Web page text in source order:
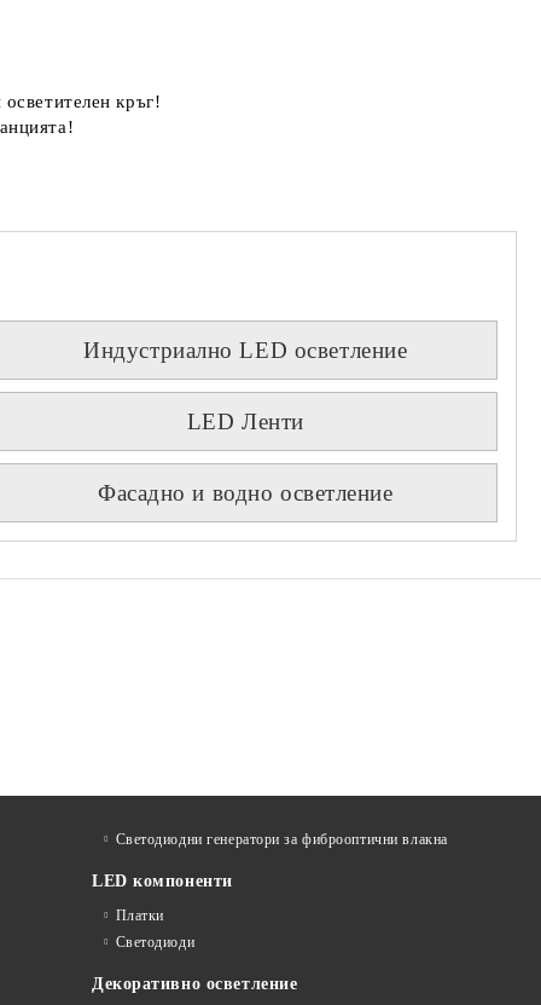
кръг!
Индустриално LED осветление
LED Ленти
Фасадно и водно осветление
Светодиодни генератори за фиброоптични влакна
LED компоненти
Платки
Светодиоди
Декоративно осветление